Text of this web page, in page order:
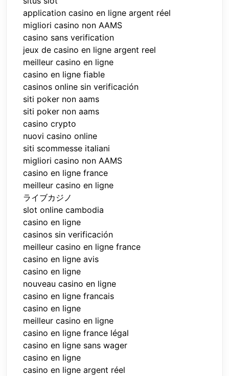
application casino en ligne argent réel
migliori casino non AAMS
casino sans verification
jeux de casino en ligne argent reel
meilleur casino en ligne
casino en ligne fiable
casinos online sin verificación
siti poker non aams
siti poker non aams
casino crypto
nuovi casino online
siti scommesse italiani
migliori casino non AAMS
casino en ligne france
meilleur casino en ligne
ライブカジノ
slot online cambodia
casino en ligne
casinos sin verificación
meilleur casino en ligne france
casino en ligne avis
casino en ligne
nouveau casino en ligne
casino en ligne francais
casino en ligne
meilleur casino en ligne
casino en ligne france légal
casino en ligne sans wager
casino en ligne
casino en ligne argent réel